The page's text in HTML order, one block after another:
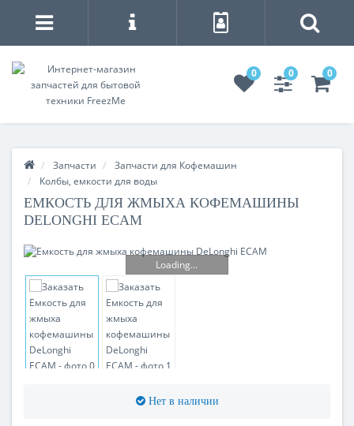
0 0 0
Запчасти
Запчасти для Кофемашин
Колбы, емкости для воды
ЕМКОСТЬ ДЛЯ ЖМЫХА КОФЕМАШИНЫ
DELONGHI ECAM
Loading...
Нет в наличии